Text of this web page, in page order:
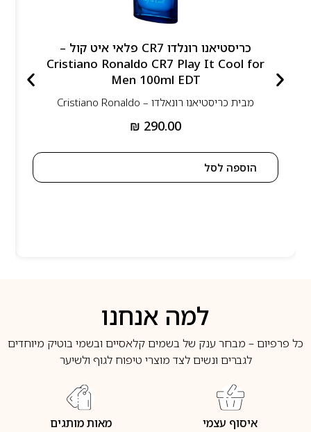
כריסטיאנו רונלדו CR7 פלאי איט קול –
Cristiano Ronaldo CR7 Play It Cool for
Men 100ml EDT
מבית כריסטיאנו רונאלדו – Cristiano Ronaldo
₪ 290.00
הוספה לסל
למה אנחנו
כל פרפיום – מבחר ענק של בשמים קלאסיים ובשמי בוטיק מיוחדים
לגברים ונשים לצד מוצרי טיפוח לגוף ולשיער
איסוף עצמי מאות מותגים